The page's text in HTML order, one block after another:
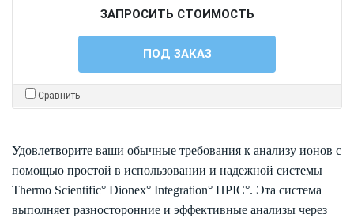
ЗАПРОСИТЬ СТОИМОСТЬ
ПОД ЗАКАЗ
Сравнить
Удовлетворите ваши обычные требования к анализу ионов с
помощью простой в использовании и надежной системы
Thermo Scientific° Dionex° Integration° HPIC°. Эта система
выполняет разносторонние и эффективные анализы через